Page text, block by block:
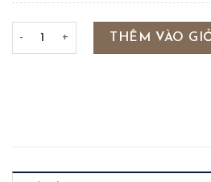
ARCH CROWN RING số lượng
THÊM VÀO